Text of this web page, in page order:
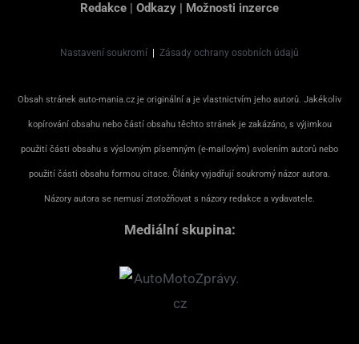
Redakce | Odkazy | Možnosti inzerce
Nastavení soukromí | Zásady ochrany osobních údajů
Obsah stránek auto-mania.cz je originální a je vlastnictvím jeho autorů. Jakékoliv
kopírování obsahu nebo částí obsahu těchto stránek je zakázáno, s výjimkou
použití části obsahu s výslovným písemným (e-mailovým) svolením autorů nebo
použití části obsahu formou citace. Články vyjadřují soukromý názor autora.
Názory autora se nemusí ztotožňovat s názory redakce a vydavatele.
Mediální skupina: